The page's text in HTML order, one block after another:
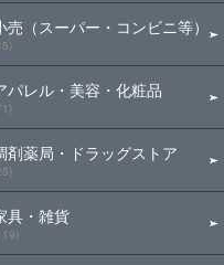
売（スーパー・コンビニ等）
パレル・美容・化粧品
剤薬局・ドラッグストア
具・雑貨